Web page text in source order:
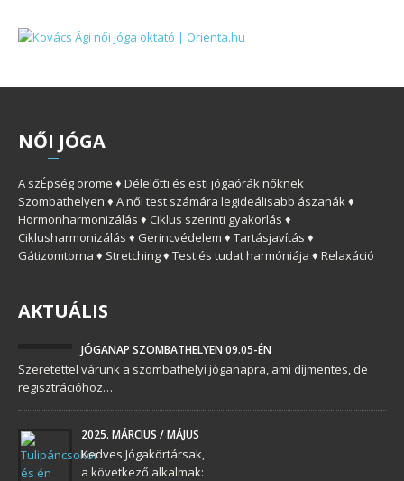
NŐI JÓGA
A szÉpség öröme ♦ Délelőtti és esti jógaórák nőknek
Szombathelyen ♦ A női test számára legideálisabb ászanák ♦
Hormonharmonizálás ♦ Ciklus szerinti gyakorlás ♦
Ciklusharmonizálás ♦ Gerincvédelem ♦ Tartásjavítás ♦
Gátizomtorna ♦ Stretching ♦ Test és tudat harmóniája ♦ Relaxáció
AKTUÁLIS
JÓGANAP SZOMBATHELYEN 09.05-ÉN
Szeretettel várunk a szombathelyi jóganapra, ami díjmentes, de
regisztrációhoz…
2025. MÁRCIUS / MÁJUS
Kedves Jógakörtársak,
a következő alkalmak: